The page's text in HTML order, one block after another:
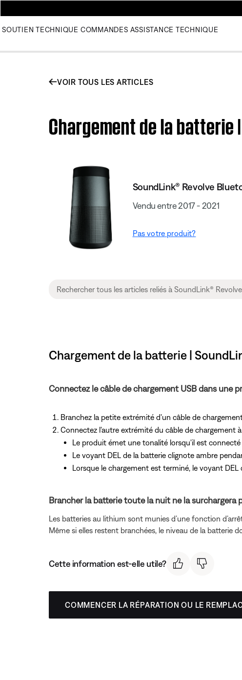
SOUTIEN TECHNIQUE COMMANDES ASSISTANCE TECHNIQUE
VOIR TOUS LES ARTICLES
Chargement de la
SoundLink® Revolve
Vendu entre 2017 - 2021
Pas votre produit?
Chargement de la batterie |
Connectez le câble de chargement USB dans une
Branchez la petite extrémité d'un câble de
Connectez l'autre extrémité du câble de chargement
Le produit émet une tonalité lorsqu'il est
Le voyant DEL de la batterie clignote ambre
Lorsque le chargement est terminé, le voyant
Brancher la batterie toute la nuit ne la surchargera
Les batteries au lithium sont munies d’une fonction
Même si elles restent branchées, le niveau de la batterie
Cette information est-elle utile?
COMMENCER LA RÉPARATION OU LE